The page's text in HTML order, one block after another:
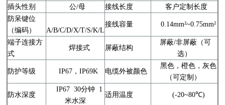
插头性别
公/母 接线长度
客户定制长度
防呆键位
（编码）
A/B/C/D/X/T/S/K/L
接线容量 0.14mm²~0.75mm²
端子连接方
式
焊接式 屏蔽结构
屏蔽/非屏蔽（可
选）
防护等级 IP67，IP69K 电缆外被颜色
黑色，橙色，灰色
（可定制）
防水深度
IP67 30分钟 1
米水深
适用温度 (-20~80℃)